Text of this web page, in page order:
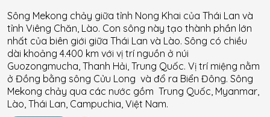
Sông Mekong chảy giữa tỉnh Nong Khai của Thái Lan và
tỉnh Viêng Chăn, Lào. Con sông này tạo thành phần lớn
nhất của biên giới giữa Thái Lan và Lào. Sông có chiều
dài khoảng 4.400 km với vị trí nguồn ở núi
Guozongmucha, Thanh Hải, Trung Quốc. Vị trí miệng nằm
ở Đồng bằng sông Cửu Long và đổ ra Biển Đông. Sông
Mekong chảy qua các nước gồm Trung Quốc, Myanmar,
Lào, Thái Lan, Campuchia, Việt Nam.